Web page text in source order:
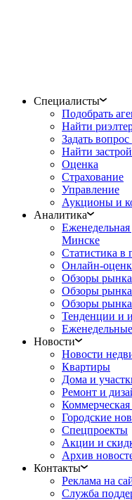
Специалисты
Подобрать
Найти
Задать
Найти
Оценка
Страхование
Управление
Аукционы и
Аналитика
Минске
Статистика в
Онлайн-
Обзоры
Обзоры
Обзоры
Тенденции и
Новости
Новости
Квартиры
Дома и
Ремонт и
Городские
Спецпроекты
Акции и
Архив
Контакты
Реклама на
Служба